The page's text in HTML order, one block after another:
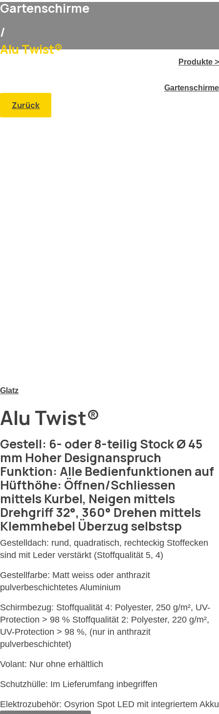
Gartenschirme
/
Alu Twist®
Produkte >
Gartenschirme
Zurück
Glatz
Alu Twist®
Gestell: 6- oder 8-teilig Stock Ø 45
mm Hoher Designanspruch
Funktion: Alle Bedienfunktionen auf
Hüfthöhe: Öffnen/Schliessen
mittels Kurbel, Neigen mittels
Drehgriff 32°, 360° Drehen mittels
Klemmhebel Überzug selbstsp
Gestelldach: rund, quadratisch, rechteckig Stoffecken
sind mit Leder verstärkt (Stoffqualität 5, 4)
Gestellfarbe: Matt weiss oder anthrazit
pulverbeschichtetes Aluminium
Schirmbezug: Stoffqualität 4: Polyester, 250 g/m², UV-
Protection > 98 % Stoffqualität 2: Polyester, 220 g/m²,
UV-Protection > 98 %, (nur in anthrazit
pulverbeschichtet)
Volant: Nur ohne erhältlich
Schutzhülle: Im Lieferumfang inbegriffen
Elektrozubehör: Osyrion Spot LED mit integriertem Akku